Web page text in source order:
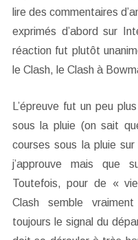
lire des commentaires
exprimés d’abord sur
réaction fut plutôt
le Clash, le Clash à
L’épreuve fut un peu
sous la pluie (on sait
courses sous la pluie
j’approuve mais que
Toutefois, pour de «
Clash semble
toujours le signal du